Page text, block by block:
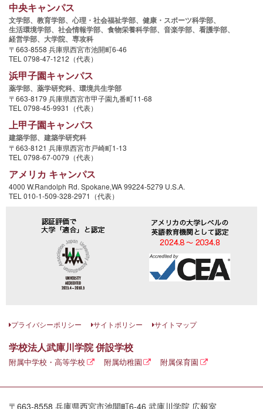
中央キャンパス
文学部、 教育学部、 心理・社会福祉学部、 健康・スポーツ科学部、
生活環境学部、 社会情報学部、 食物栄養科学部、 音楽学部、 看護学部、
経営学部、 大学院、 専攻科
〒663-8558 兵庫県西宮市池開町6-46
TEL 0798-47-1212（代表）
浜甲子園キャンパス
薬学部、 薬学研究科、 環境共生学部
〒663-8179 兵庫県西宮市甲子園九番町11-68
TEL 0798-45-9931（代表）
上甲子園キャンパス
建築学部、 建築学研究科
〒663-8121 兵庫県西宮市戸崎町1-13
TEL 0798-67-0079（代表）
アメリカ キャンパス
4000 W.Randolph Rd. Spokane,WA 99224-5279 U.S.A.
TEL 010-1-509-328-2971（代表）
プライバシーポリシー サイトポリシー サイトマップ
学校法人武庫川学院 併設学校
附属中学校・高等学校 附属幼稚園 附属保育園
〒663-8558 兵庫県西宮市池開町6-46 武庫川学院 広報室